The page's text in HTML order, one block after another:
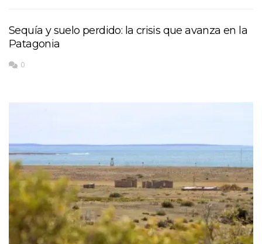
Sequía y suelo perdido: la crisis que avanza en la
Patagonia
0